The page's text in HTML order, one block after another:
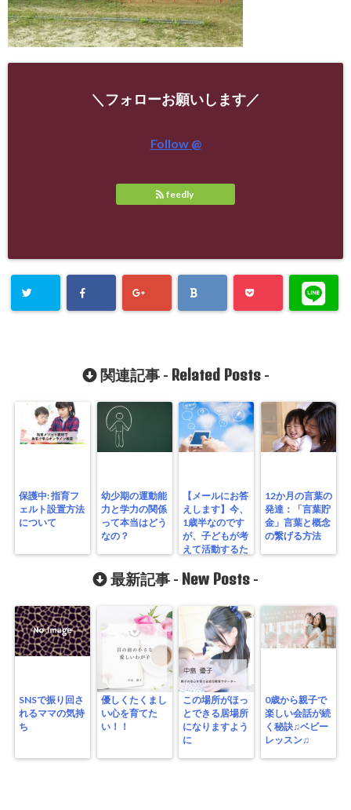
＼フォローお願いします／
Follow @
feedly
関連記事 - Related Posts-
保護中: 指育フ
ェルト設置方法
について
幼少期の運動能
力と学力の関係
って本当はどう
なの？
【メールにお答
えします】今、
1歳半なのです
が、子どもが考
えて活動するた
ができますか？
12か月の言葉の
発達：「言葉貯
金」言葉と概念
の繋げる方法
最新記事 - New Posts -
SNSで振り回さ
れるママの気持
ち
優しくたくまし
い心を育てた
い！！
この場所がほっ
とできる居場所
になりますよう
に
0歳から親子で
楽しい会話が続
く秘訣♫ベビー
レッスン♫